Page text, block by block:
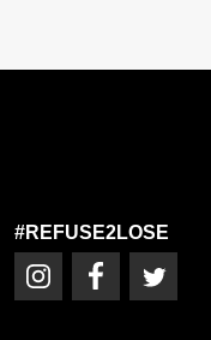
#REFUSE2LOSE